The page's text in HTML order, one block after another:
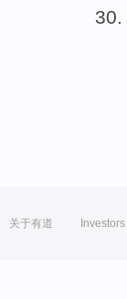
关于有道 Investors